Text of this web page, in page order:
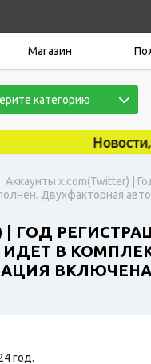
Магазин
категорию
Новости,
Аккаунты x.com(Twitter) |
Двухфакторная
| ГОД
ИДЕТ В
ВКЛЮЧЕНА.
год.